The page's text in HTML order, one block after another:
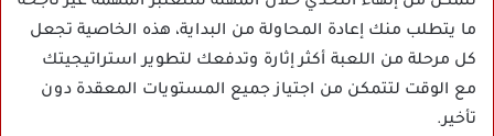
ما يتطلب منك إعادة المحاولة من البداية، هذه الخاصية تجعل
كل مرحلة من اللعبة أكثر إثارة وتدفعك لتطوير استراتيجيتك
مع الوقت لتتمكن من اجتياز جميع المستويات المعقدة دون
تأخير.